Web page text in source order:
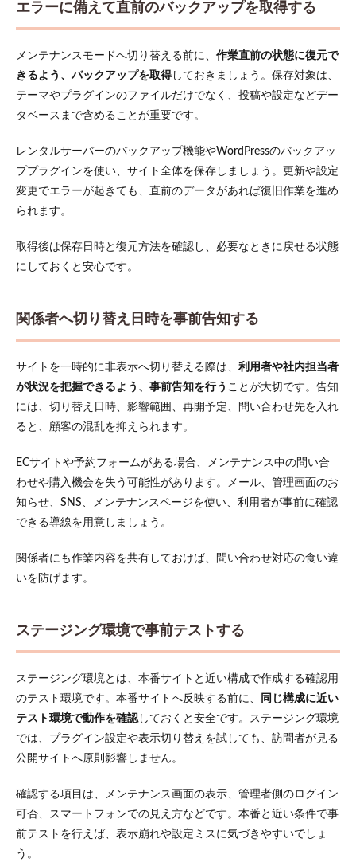
エラーに備えて直前のバックアップを取得する
メンテナンスモードへ切り替える前に、 作業直前の状態に復元で
きるよう、バックアップを取得 しておきましょう。保存対象は、
テーマやプラグインのファイルだけでなく、投稿や設定などデー
タベースまで含めることが重要です。
レンタルサーバーのバックアップ機能やWordPressのバックアッ
ププラグインを使い、サイト全体を保存しましょう。更新や設定
変更でエラーが起きても、直前のデータがあれば復旧作業を進め
られます。
取得後は保存日時と復元方法を確認し、必要なときに戻せる状態
にしておくと安心です。
関係者へ切り替え日時を事前告知する
サイトを一時的に非表示へ切り替える際は、 利用者や社内担当者
が状況を把握できるよう、事前告知を行う ことが大切です。告知
には、切り替え日時、影響範囲、再開予定、問い合わせ先を入れ
ると、顧客の混乱を抑えられます。
ECサイトや予約フォームがある場合、メンテナンス中の問い合
わせや購入機会を失う可能性があります。メール、管理画面のお
知らせ、SNS、メンテナンスページを使い、利用者が事前に確認
できる導線を用意しましょう。
関係者にも作業内容を共有しておけば、問い合わせ対応の食い違
いを防げます。
ステージング環境で事前テストする
ステージング環境とは、本番サイトと近い構成で作成する確認用
のテスト環境です。本番サイトへ反映する前に、
同じ構成に近い
テスト環境で動作を確認しておくと安全です。ステージング環境
では、プラグイン設定や表示切り替えを試しても、訪問者が見る
公開サイトへ原則影響しません。
確認する項目は、メンテナンス画面の表示、管理者側のログイン
可否、スマートフォンでの見え方などです。本番と近い条件で事
前テストを行えば、表示崩れや設定ミスに気づきやすいでしょ
う。